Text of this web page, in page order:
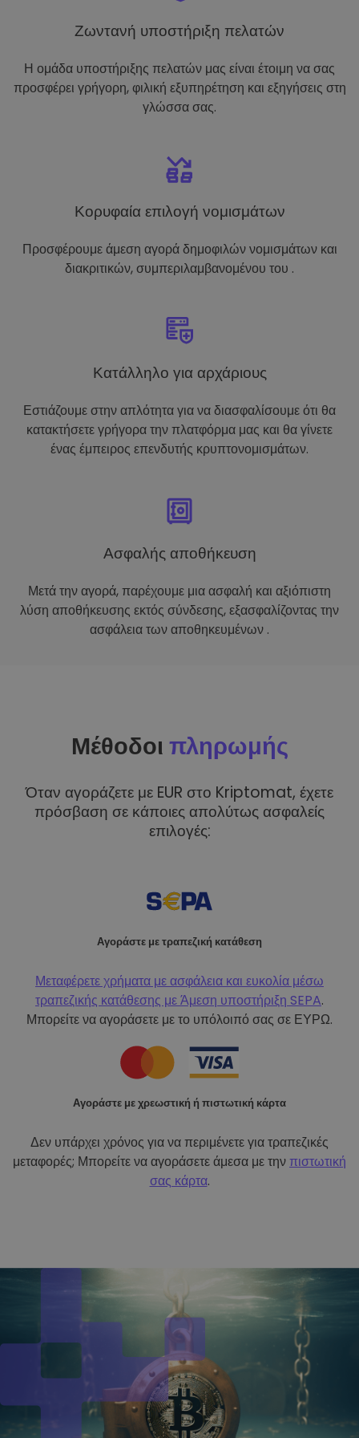
Ζωντανή υποστήριξη πελατών
Η ομάδα υποστήριξης πελατών μας είναι έτοιμη να σας
προσφέρει γρήγορη, φιλική εξυπηρέτηση και εξηγήσεις στη
γλώσσα σας.
Κορυφαία επιλογή νομισμάτων
Προσφέρουμε άμεση αγορά δημοφιλών νομισμάτων και
διακριτικών, συμπεριλαμβανομένου του .
Κατάλληλο για αρχάριους
Εστιάζουμε στην απλότητα για να διασφαλίσουμε ότι θα
κατακτήσετε γρήγορα την πλατφόρμα μας και θα γίνετε
ένας έμπειρος επενδυτής κρυπτονομισμάτων.
Ασφαλής αποθήκευση
Μετά την αγορά, παρέχουμε μια ασφαλή και αξιόπιστη
λύση αποθήκευσης εκτός σύνδεσης, εξασφαλίζοντας την
ασφάλεια των αποθηκευμένων .
Μέθοδοι πληρωμής
Όταν αγοράζετε με EUR στο Kriptomat, έχετε
πρόσβαση σε κάποιες απολύτως ασφαλείς
επιλογές:
Αγοράστε με τραπεζική κατάθεση
Μεταφέρετε χρήματα με ασφάλεια και ευκολία μέσω
τραπεζικής κατάθεσης μεΆμεση υποστήριξη SEPA.
Μπορείτε να αγοράσετε με το υπόλοιπό σας σε ΕΥΡΩ.
Αγοράστε με χρεωστική ή πιστωτική κάρτα
Δεν υπάρχει χρόνος για να περιμένετε για τραπεζικές
μεταφορές; Μπορείτε να αγοράσετε άμεσα με τηνπιστωτική
σας κάρτα.